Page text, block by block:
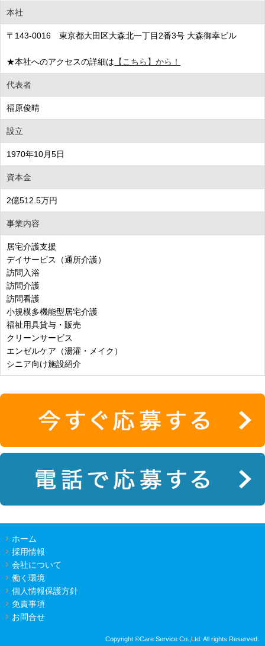
本社
〒143-0016 東京都大田区大森北一丁目2番3号 大森御幸ビル
★本社へのアクセスの詳細は 【こちら】から！
代表者
福原俊晴
設立
1970年10月5日
資本金
2億512.5万円
事業内容
居宅介護支援
デイサービス（通所介護）
訪問入浴
訪問介護
訪問看護
小規模多機能型居宅介護
福祉用具貸与・販売
クリーンサービス
エンゼルケア（湯灌・メイク）
シニア向け施設紹介
ホーム
採用情報
会社について
働く環境
個人情報保護方針
免責事項
お問合せ
Copyright ©Care Service Co.,Ltd. All rights Reserved.